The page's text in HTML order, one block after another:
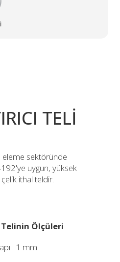
TELİ
eleme sektöründe
uygun, yüksek
ithal teldir.
Telinin Ölçüleri
: 1 mm